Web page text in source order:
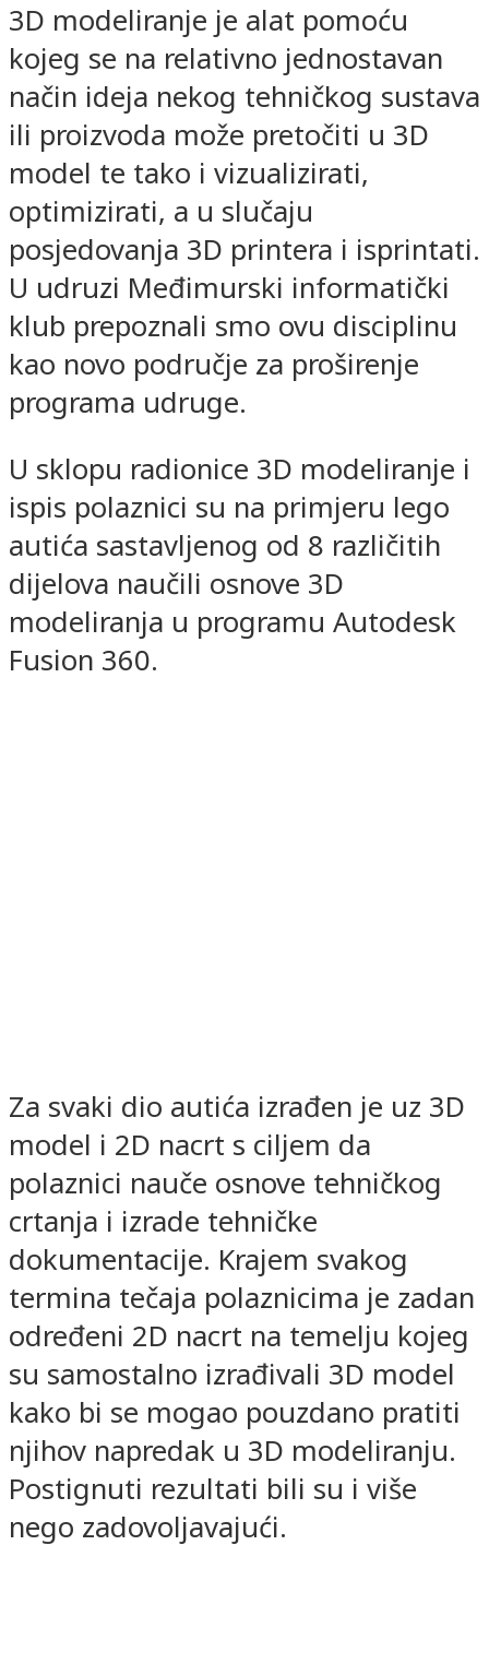
3D modeliranje je alat pomoću
kojeg se na relativno jednostavan
način ideja nekog tehničkog sustava
ili proizvoda može pretočiti u 3D
model te tako i vizualizirati,
optimizirati, a u slučaju
posjedovanja 3D printera i isprintati.
U udruzi Međimurski informatički
klub prepoznali smo ovu disciplinu
kao novo područje za proširenje
programa udruge.
U sklopu radionice 3D modeliranje i
ispis polaznici su na primjeru lego
autića sastavljenog od 8 različitih
dijelova naučili osnove 3D
modeliranja u programu Autodesk
Fusion 360.
Za svaki dio autića izrađen je uz 3D
model i 2D nacrt s ciljem da
polaznici nauče osnove tehničkog
crtanja i izrade tehničke
dokumentacije. Krajem svakog
termina tečaja polaznicima je zadan
određeni 2D nacrt na temelju kojeg
su samostalno izrađivali 3D model
kako bi se mogao pouzdano pratiti
njihov napredak u 3D modeliranju.
Postignuti rezultati bili su i više
nego zadovoljavajući.